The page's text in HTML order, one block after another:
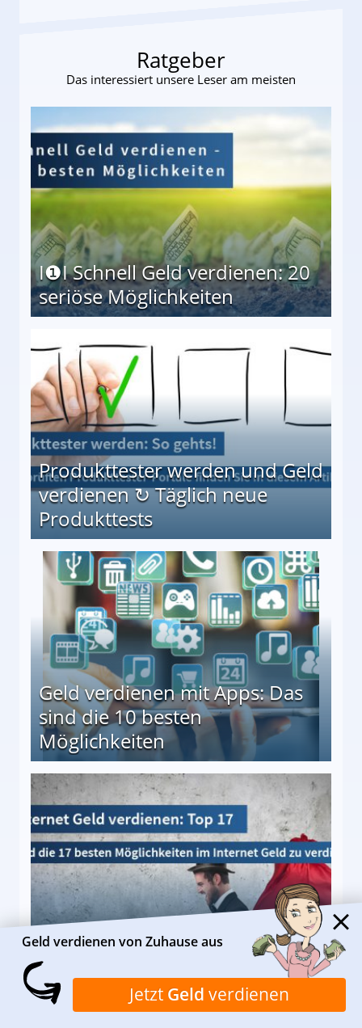
Ratgeber
Das interessiert unsere Leser am meisten
I❶I Schnell Geld verdienen: 20
seriöse Möglichkeiten
Produkttester werden und Geld
verdienen ↻ Täglich neue
Produkttests
↻ Täglich neue Produkttests
Geld verdienen mit Apps: Das
sind die 10 besten
Möglichkeiten
besten Möglichkeiten
Im Internet Geld verdienen: Die
17 besten Möglichkeiten
Möglichkeiten
Geld verdienen von Zuhause aus
Jetzt Geld verdienen